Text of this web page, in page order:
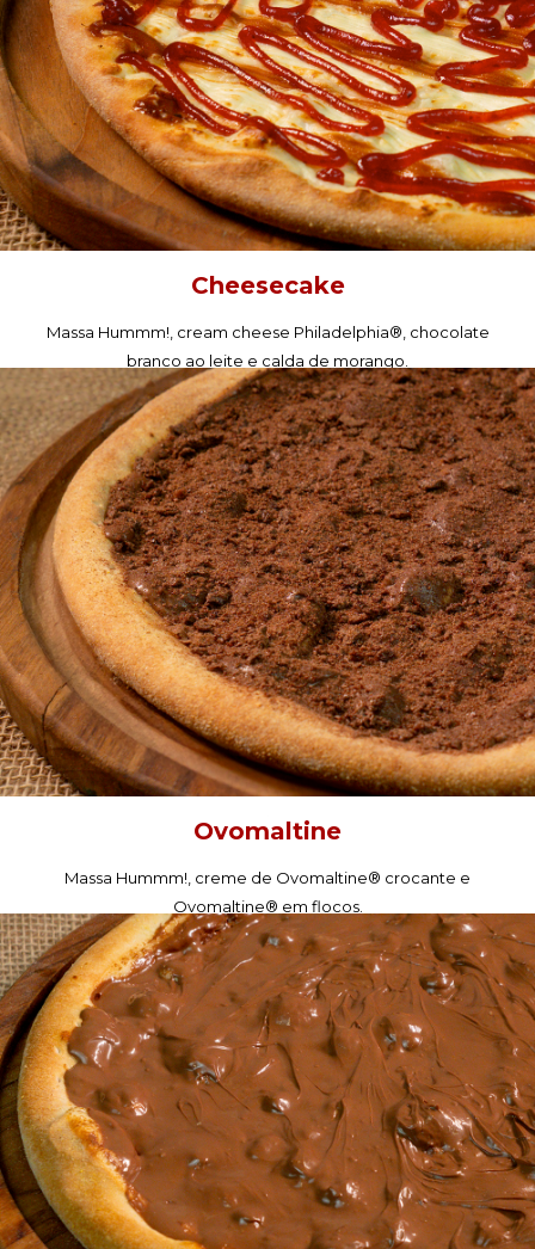
Cheesecake
Massa Hummm!, cream cheese Philadelphia®, chocolate
branco ao leite e calda de morango.
PEÇA AGORA!
Ovomaltine
Massa Hummm!, creme de Ovomaltine® crocante e
Ovomaltine® em flocos.
PEÇA AGORA!